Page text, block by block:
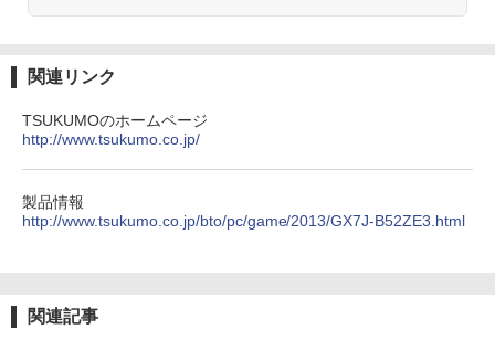
聞ける!はじめてずかん1000 英語つき／
小学館辞典編集部
【2026年アップグレード版】AOKIMI ワイヤ
レスイヤホン bluetooth イヤホン V12 小型
付き 防水 タッチ式音量調整 スポーツ/通勤/通
On My Road (Stadium ver.)
￥250
by Amazon 炭酸水 ラベルレス 500ml ×24本
強炭酸水 ペットボトル 500ミリリットル (Sm
￥1,625
HUNTER×HUNTER モノクロ版 39 (ジャンプ
コミックスDIGITAL)
関連リンク
TSUKUMOのホームページ
http://www.tsukumo.co.jp/
製品情報
http://www.tsukumo.co.jp/bto/pc/game/2013/GX7J-B52ZE3.html
関連記事